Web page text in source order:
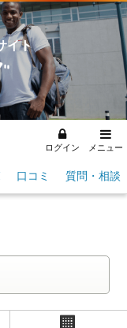
イト
ログイン メニュー
口コミ 質問・相談